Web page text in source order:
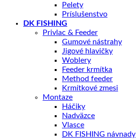
Pelety
Príslušenstvo
DK FISHING
Privlac & Feeder
Gumové nástrahy
Jigové hlavičky
Woblery
Feeder krmítka
Method feeder
Krmítkové zmesi
Montaze
Háčiky
Nadväzce
Vlasce
DK FISHING návnady